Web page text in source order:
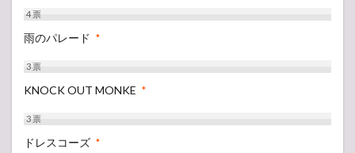
4票
雨のパレード *
3票
KNOCK OUT MONKE *
3票
ドレスコーズ *